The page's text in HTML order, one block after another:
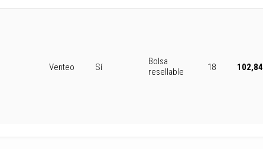
Venteo Sí
Bolsa
resellable
18 102,84